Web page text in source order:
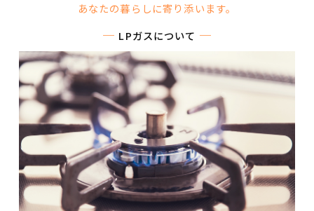
あなたの暮らしに寄り添います。
LPガスについて